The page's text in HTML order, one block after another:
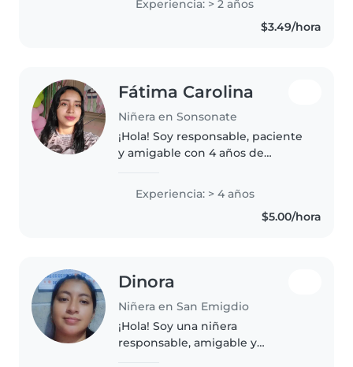
preescolar. Tengo una formación
en Educación Inicial y Parvularia,..
Experiencia: > 2 años
$3.49/hora
Fátima Carolina
Niñera en Sonsonate
¡Hola! Soy responsable, paciente
y amigable con 4 años de
pequeños. Me encanta dibujar,
leer cuentos, hacer
manualidades y jugar. También
Experiencia: > 4 años
$5.00/hora
Dinora
Niñera en San Emigdio
¡Hola! Soy una niñera
responsable, amigable y